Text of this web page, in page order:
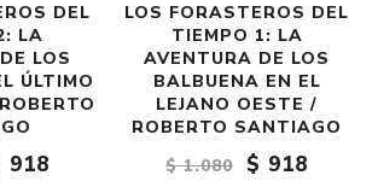
DEL
LA
LOS
ÚLTIMO
918
LOS FORASTEROS DEL
TIEMPO 1: LA
AVENTURA DE LOS
BALBUENA EN EL
LEJANO OESTE /
ROBERTO SANTIAGO
$ 1.080
$ 918